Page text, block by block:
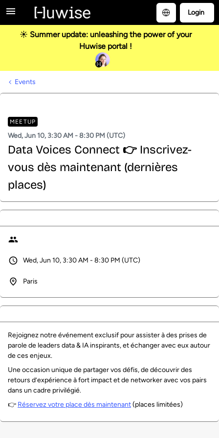
Login
☀️ Summer update: unleashing the power of your
Huwise portal !
Events
MEETUP
Wed, Jun 10, 3:30 AM - 8:30 PM (UTC)
Data Voices Connect 👉 Inscrivez-
vous dès maintenant (dernières
places)
Rejoignez notre événement exclusif pour assister à des prises de
parole de leaders data & IA inspirants, et échanger avec eux autour
de ces enjeux.
Une occasion unique de partager vos défis, de découvrir des
retours d’expérience à fort impact et de networker avec vos pairs
dans un cadre privilégié.
👉 Réservez votre place dès maintenant(places limitées)
Wed, Jun 10, 3:30 AM - 8:30 PM (UTC)
Paris